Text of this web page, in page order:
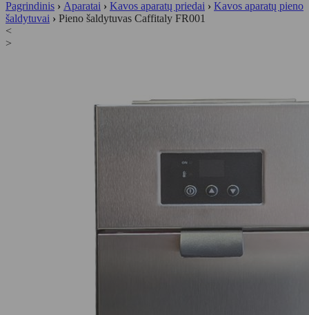
Pagrindinis › Aparatai › Kavos aparatų priedai › Kavos aparatų pieno
šaldytuvai › Pieno šaldytuvas Caffitaly FR001
<
>